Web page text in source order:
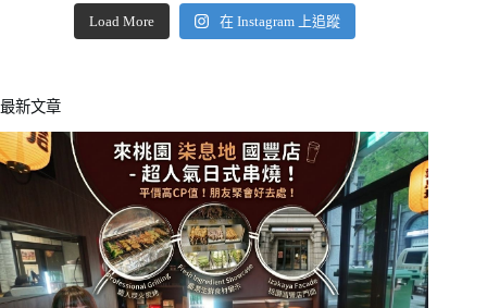
Load More 在 Instagram 上追蹤
最新文章